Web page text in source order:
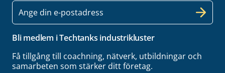
E-
post
Bli medlem i Techtanks industrikluster
Få tillgång till coachning, nätverk, utbildningar och
samarbeten som stärker ditt företag.